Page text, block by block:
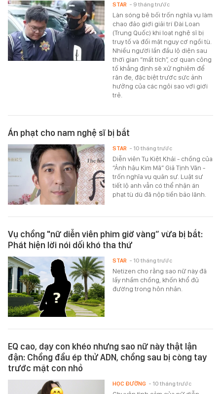
Làn sóng bê bối trốn nghĩa vụ làm
chao đảo giới giải trí Đài Loan
(Trung Quốc) khi loạt nghệ sĩ bị
truy tố và đối mặt nguy cơ ngồi tù.
Nhiều người lần đầu lộ diện sau
thời gian “mất tích”, cơ quan công
tố khẳng định sẽ xử nghiêm để
răn đe, đặc biệt trước sức ảnh
hưởng của các ngôi sao với giới
trẻ.
STAR - 9 tháng trước
Án phạt cho nam nghệ sĩ bị bắt
Diễn viên Tu Kiệt Khải - chồng của
“Ảnh hậu Kim Mã” Giả Tịnh Văn -
trốn nghĩa vụ quân sự. Luật sư
tiết lộ anh vẫn có thể nhận án
phạt tù dù đã nộp tiền bảo lãnh.
STAR - 10 tháng trước
Vụ chồng "nữ diễn viên phim giờ vàng” vừa bị bắt:
Phát hiện lời nói dối khó tha thứ
Netizen cho rằng sao nữ này đã
lấy nhầm chồng, khốn khổ đủ
đường trong hôn nhân.
STAR - 10 tháng trước
EQ cao, dạy con khéo nhưng sao nữ này thật lận
đận: Chồng đầu ép thử ADN, chồng sau bị còng tay
trước mặt con nhỏ
HỌC ĐƯỜNG - 10 tháng trước